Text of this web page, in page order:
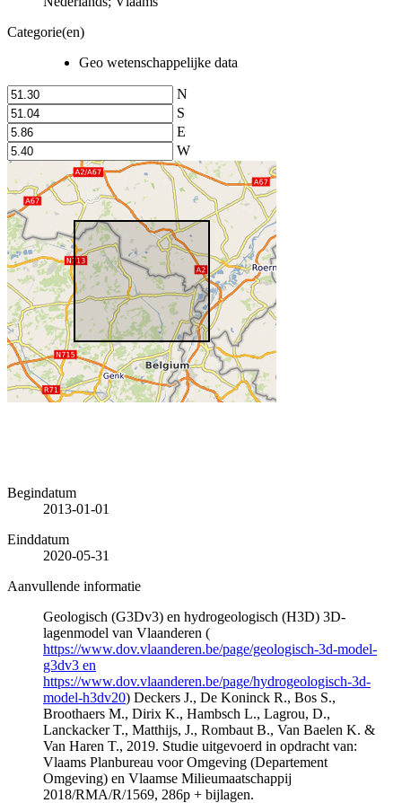
Categorie(en)
Geo wetenschappelijke data
N
S
E
W
Begindatum
2013-01-01
Einddatum
2020-05-31
Aanvullende informatie
Geologisch (G3Dv3) en hydrogeologisch (H3D) 3D-
lagenmodel van Vlaanderen (
https://www.dov.vlaanderen.be/page/geologisch-3d-model-
g3dv3 en
https://www.dov.vlaanderen.be/page/hydrogeologisch-3d-
model-h3dv20) Deckers J., De Koninck R., Bos S.,
Broothaers M., Dirix K., Hambsch L., Lagrou, D.,
Lanckacker T., Matthijs, J., Rombaut B., Van Baelen K. &
Van Haren T., 2019. Studie uitgevoerd in opdracht van:
Vlaams Planbureau voor Omgeving (Departement
Omgeving) en Vlaamse Milieumaatschappij
2018/RMA/R/1569, 286p + bijlagen.